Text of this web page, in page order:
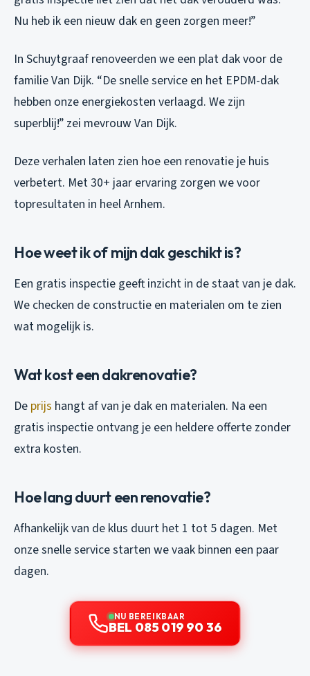
Nu heb ik een nieuw dak en geen zorgen meer!”
In Schuytgraaf renoveerden we een plat dak voor de
familie Van Dijk. “De snelle service en het EPDM-dak
hebben onze energiekosten verlaagd. We zijn
superblij!” zei mevrouw Van Dijk.
Deze verhalen laten zien hoe een renovatie je huis
verbetert. Met 30+ jaar ervaring zorgen we voor
topresultaten in heel Arnhem.
Hoe weet ik of mijn dak geschikt is?
Een gratis inspectie geeft inzicht in de staat van je dak.
We checken de constructie en materialen om te zien
wat mogelijk is.
Wat kost een dakrenovatie?
De prijs hangt af van je dak en materialen. Na een
gratis inspectie ontvang je een heldere offerte zonder
extra kosten.
Hoe lang duurt een renovatie?
Afhankelijk van de klus duurt het 1 tot 5 dagen. Met
onze snelle service starten we vaak binnen een paar
dagen.
NU BEREIKBAAR
BEL 085 019 90 36